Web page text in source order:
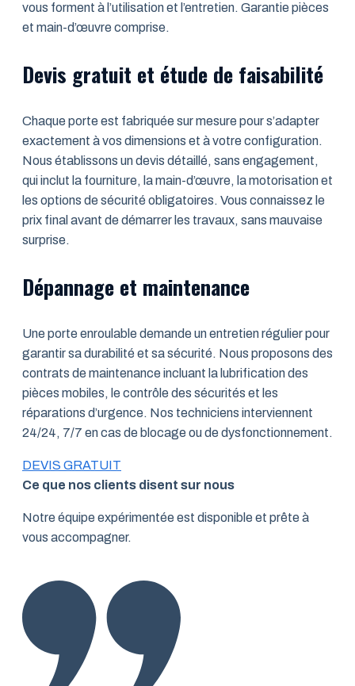
vous forment à l’utilisation et l’entretien. Garantie pièces
et main-d’œuvre comprise.
Devis gratuit et étude de faisabilité
Chaque porte est fabriquée sur mesure pour s’adapter
exactement à vos dimensions et à votre configuration.
Nous établissons un devis détaillé, sans engagement,
qui inclut la fourniture, la main-d’œuvre, la motorisation et
les options de sécurité obligatoires. Vous connaissez le
prix final avant de démarrer les travaux, sans mauvaise
surprise.
Dépannage et maintenance
Une porte enroulable demande un entretien régulier pour
garantir sa durabilité et sa sécurité. Nous proposons des
contrats de maintenance incluant la lubrification des
pièces mobiles, le contrôle des sécurités et les
réparations d’urgence. Nos techniciens interviennent
24/24, 7/7 en cas de blocage ou de dysfonctionnement.
DEVIS GRATUIT
Ce que nos clients disent sur nous
Notre équipe expérimentée est disponible et prête à
vous accompagner.